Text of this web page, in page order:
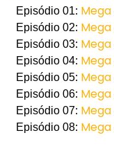
Episódio 01: Mega
Episódio 02: Mega
Episódio 03: Mega
Episódio 04: Mega
Episódio 05: Mega
Episódio 06: Mega
Episódio 07: Mega
Episódio 08: Mega